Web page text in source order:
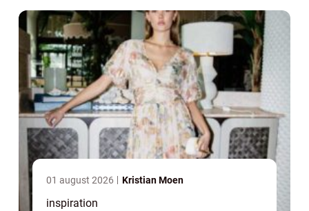
01 august 2026 Kristian Moen
inspiration